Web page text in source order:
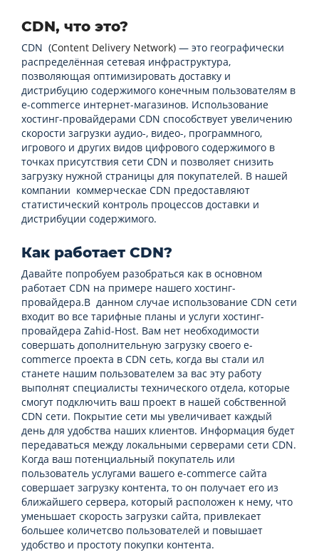
CDN, что это?
CDN (Content Delivery Network) — это географически
распределённая сетевая инфраструктура,
позволяющая оптимизировать доставку и
дистрибуцию содержимого конечным пользователям в
e-commerce интернет-магазинов. Использование
хостинг-провайдерами CDN способствует увеличению
скорости загрузки аудио-, видео-, программного,
игрового и других видов цифрового содержимого в
точках присутствия сети CDN и позволяет снизить
загрузку нужной страницы для покупателей. В нашей
компании коммерческае CDN предоставляют
статистический контроль процессов доставки и
дистрибуции содержимого.
Как работает CDN?
Давайте попробуем разобраться как в основном
работает CDN на примере нашего хостинг-
провайдера.В данном случае использование CDN сети
входит во все тарифные планы и услуги хостинг-
провайдера Zahid-Host. Вам нет необходимости
совершать дополнительную загрузку своего e-
commerce проекта в CDN сеть, когда вы стали ил
станете нашим пользователем за вас эту работу
выполнят специалисты технического отдела, которые
смогут подключить ваш проект в нашей собственной
CDN сети. Покрытие сети мы увеличивает каждый
день для удобства наших клиентов. Информация будет
передаваться между локальными серверами сети CDN.
Когда ваш потенциальный покупатель или
пользователь услугами вашего e-commerce сайта
совершает загрузку контента, то он получает его из
ближайшего сервера, который расположен к нему, что
уменьшает скорость загрузки сайта, привлекает
большее количетсво пользователей и повышает
удобство и простоту покупки контента.